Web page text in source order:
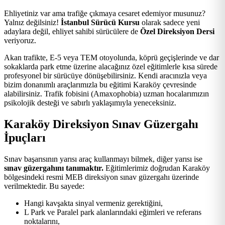
Ehliyetiniz var ama trafiğe çıkmaya cesaret edemiyor musunuz?
Yalnız değilsiniz! İstanbul Sürücü Kursu olarak sadece yeni
adaylara değil, ehliyet sahibi sürücülere de Özel Direksiyon Dersi
veriyoruz.
Akan trafikte, E-5 veya TEM otoyolunda, köprü geçişlerinde ve dar
sokaklarda park etme üzerine alacağınız özel eğitimlerle kısa sürede
profesyonel bir sürücüye dönüşebilirsiniz. Kendi aracınızla veya
bizim donanımlı araçlarımızla bu eğitimi Karaköy çevresinde
alabilirsiniz. Trafik fobisini (Amaxophobia) uzman hocalarımızın
psikolojik desteği ve sabırlı yaklaşımıyla yeneceksiniz.
Karaköy Direksiyon Sınav Güzergahı
İpuçları
Sınav başarısının yarısı araç kullanmayı bilmek, diğer yarısı ise
sınav güzergahını tanımaktır. Eğitimlerimiz doğrudan Karaköy
bölgesindeki resmi MEB direksiyon sınav güzergahı üzerinde
verilmektedir. Bu sayede:
Hangi kavşakta sinyal vermeniz gerektiğini,
L Park ve Paralel park alanlarındaki eğimleri ve referans
noktalarını,